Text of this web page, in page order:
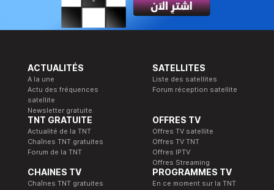
ACTUALITÉS
A la une
Actu des fréquences
satellite
Newsletter gratuite
SATELLITES
Liste des satellites
Forum réception satellite
TNT GRATUITE
Actualité de la TNT
Chaînes TNT gratuites
Forum de la TNT
OFFRES TV
Offres TV satellite
Offres TV TNT
Offres IPTV
Offres Streaming
CHAINES TV
Chaînes TNT gratuites
PROGRAMMES TV
En ce moment sur la TNT